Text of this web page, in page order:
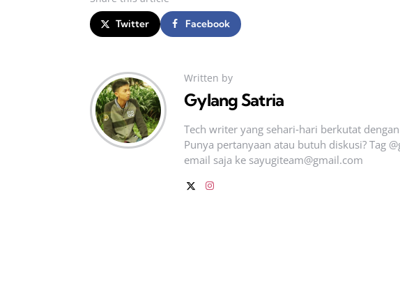
Twitter Facebook
Written by
Gylang Satria
Tech writer yang sehari‑hari berkutat
Punya pertanyaan atau butuh diskusi? Tag
email saja ke sayugiteam@gmail.com